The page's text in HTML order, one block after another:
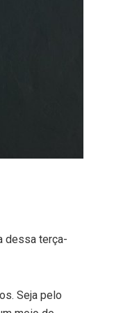
dessa terça-
Seja pelo